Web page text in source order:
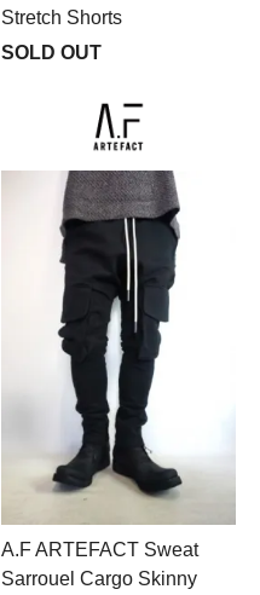
Stretch Shorts
SOLD OUT
A.F ARTEFACT Sweat
Sarrouel Cargo Skinny